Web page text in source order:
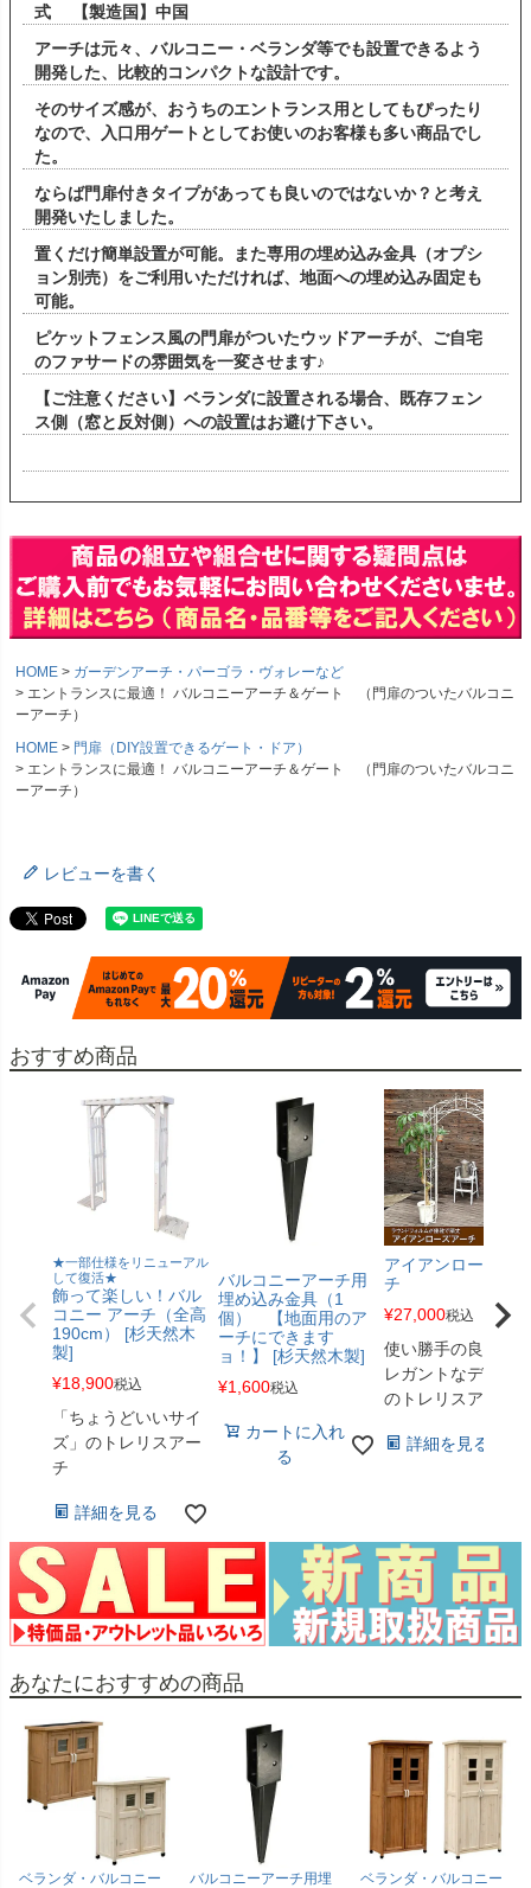
式 【製造国】中国
アーチは元々、バルコニー・ベランダ等でも設置できるよう
開発した、比較的コンパクトな設計です。
そのサイズ感が、おうちのエントランス用としてもぴったり
なので、入口用ゲートとしてお使いのお客様も多い商品でし
た。
ならば門扉付きタイプがあっても良いのではないか？と考え
開発いたしました。
置くだけ簡単設置が可能。また専用の埋め込み金具（オプシ
ョン別売）をご利用いただければ、地面への埋め込み固定も
可能。
ピケットフェンス風の門扉がついたウッドアーチが、ご自宅
のファサードの雰囲気を一変させます♪
【ご注意ください】ベランダに設置される場合、既存フェン
ス側（窓と反対側）への設置はお避け下さい。
HOME
ガーデンアーチ・パーゴラ・ヴォレーなど
エントランスに最適！ バルコニーアーチ＆ゲート （門扉のついたバルコニ
ーアーチ）
HOME
門扉（DIY設置できるゲート・ドア）
エントランスに最適！ バルコニーアーチ＆ゲート （門扉のついたバルコニ
ーアーチ）
レビューを書く
おすすめ商品
★一部仕様をリニューアル
して復活★
飾って楽しい！バル
コニー アーチ（全高
190cm） [杉天然木
製]
¥18,900税込
「ちょうどいいサイ
ズ」のトレリスアー
チ
詳細を見る
バルコニーアーチ用
埋め込み金具（1
個） 【地面用のア
ーチにできます
ョ！】 [杉天然木製]
¥1,600税込
カートに入れ
る
アイアンローズア
チ
¥27,000税込
使い勝手の良い、
レガントなデザイ
のトレリスアーチ
詳細を見る
あなたにおすすめの商品
ベランダ・バルコニー
バルコニーアーチ用埋
ベランダ・バルコニー